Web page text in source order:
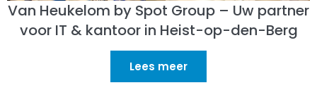
Van Heukelom by Spot Group – Uw partner
voor IT & kantoor in Heist-op-den-Berg
Lees meer